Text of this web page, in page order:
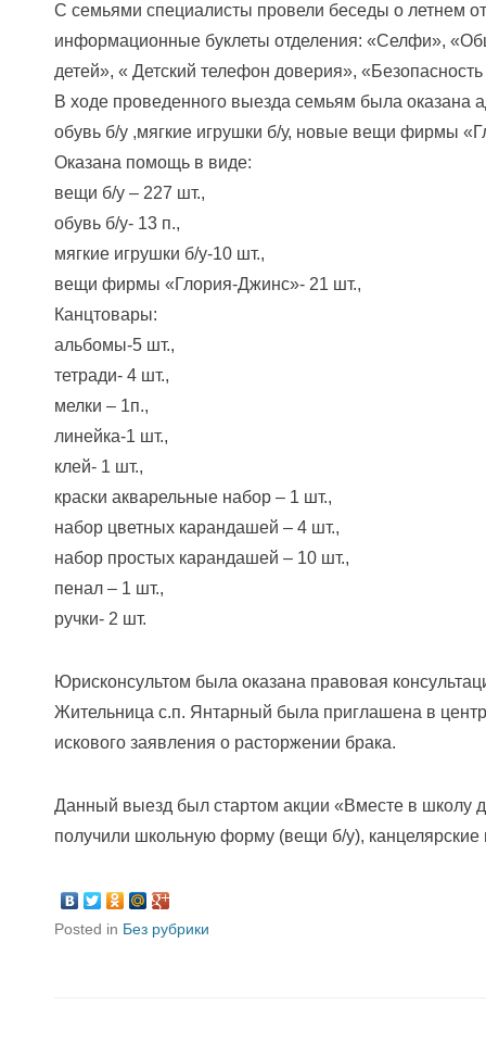
С семьями специалисты провели беседы о летнем
информационные буклеты отделения: «Селфи»,
детей», « Детский телефон доверия»,
В ходе проведенного выезда семьям была оказана
обувь б/у ,мягкие игрушки б/у, новые вещи фирмы
Оказана помощь в виде:
вещи б/у – 227 шт.,
обувь б/у- 13 п.,
мягкие игрушки б/у-10 шт.,
вещи фирмы «Глория-Джинс»- 21 шт.,
Канцтовары:
альбомы-5 шт.,
тетради- 4 шт.,
мелки – 1п.,
линейка-1 шт.,
клей- 1 шт.,
краски акварельные набор – 1 шт.,
набор цветных карандашей – 4 шт.,
набор простых карандашей – 10 шт.,
пенал – 1 шт.,
ручки- 2 шт.
Юрисконсультом была оказана правовая
Жительница с.п. Янтарный была приглашена в
искового заявления о расторжении брака.
Данный выезд был стартом акции «Вместе в школу
получили школьную форму (вещи б/у), канцелярские
Posted in Без рубрики